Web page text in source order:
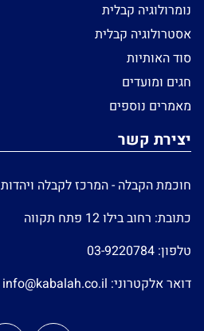
נומרולוגיה קבלית
אסטרולוגיה קבלית
סוד האותיות
חגים ומועדים
מאמרים נוספים
יצירת קשר
חוכמת הקבלה - המרכז לקבלה
כתובת: רחוב בילו 12 פתח תקווה
טלפון: 03-9220784
דואר אלקטרוני: info@kabalah.co.il